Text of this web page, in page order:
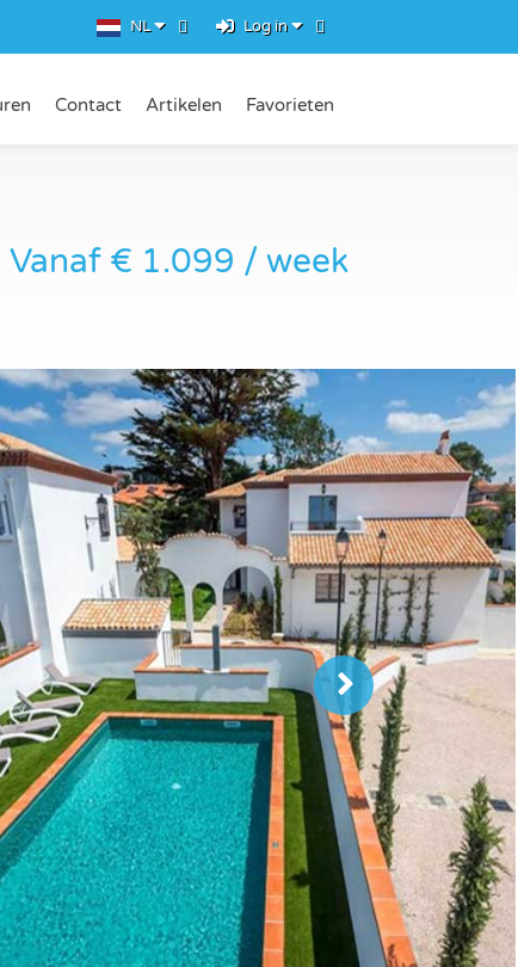
NL Log in
Contact Artikelen Favorieten
Vanaf € 1.099 / week